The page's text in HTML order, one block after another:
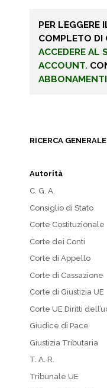
PER
COMPLETO DI
ACCEDERE AL
ACCOUNT.
ABBONAMENTI
RICERCA
Autorità
C. G. A.
Consiglio di Stato
Corte Costituzionale
Corte dei Conti
Corte di Appello
Corte di Cassazione
Corte di Giustizia UE
Corte UE Diritti
Giudice di Pace
Giustizia Tributaria
T. A. R.
Tribunale UE